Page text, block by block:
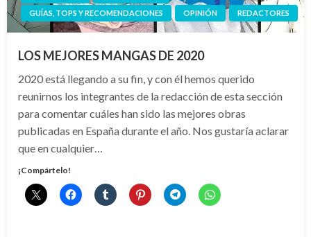
GUÍAS, TOPS Y RECOMENDACIONES
OPINIÓN REDACTORES
LOS MEJORES MANGAS DE 2020
2020 está llegando a su fin, y con él hemos querido
reunirnos los integrantes de la redacción de esta sección
para comentar cuáles han sido las mejores obras
publicadas en España durante el año. Nos gustaría aclarar
que en cualquier…
¡Compártelo!